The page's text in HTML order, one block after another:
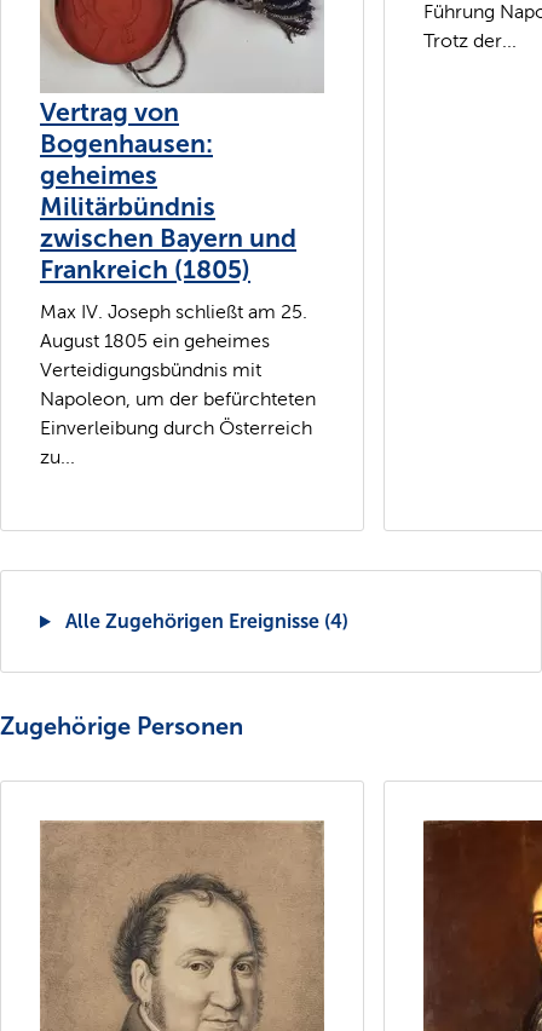
Vertrag von
Bogenhausen:
geheimes
Militärbündnis
zwischen Bayern und
Frankreich (1805)
Max IV. Joseph schließt am 25.
August 1805 ein geheimes
Verteidigungsbündnis mit
Napoleon, um der befürchteten
Einverleibung durch Österreich
zu...
Führung
Trotz der...
Alle Zugehörigen Ereignisse (4)
Zugehörige Personen